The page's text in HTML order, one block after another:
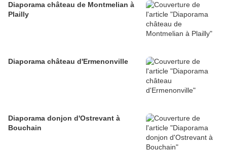
Diaporama château de Montmelian à
Plailly
Diaporama château d'Ermenonville
Diaporama donjon d'Ostrevant à
Bouchain